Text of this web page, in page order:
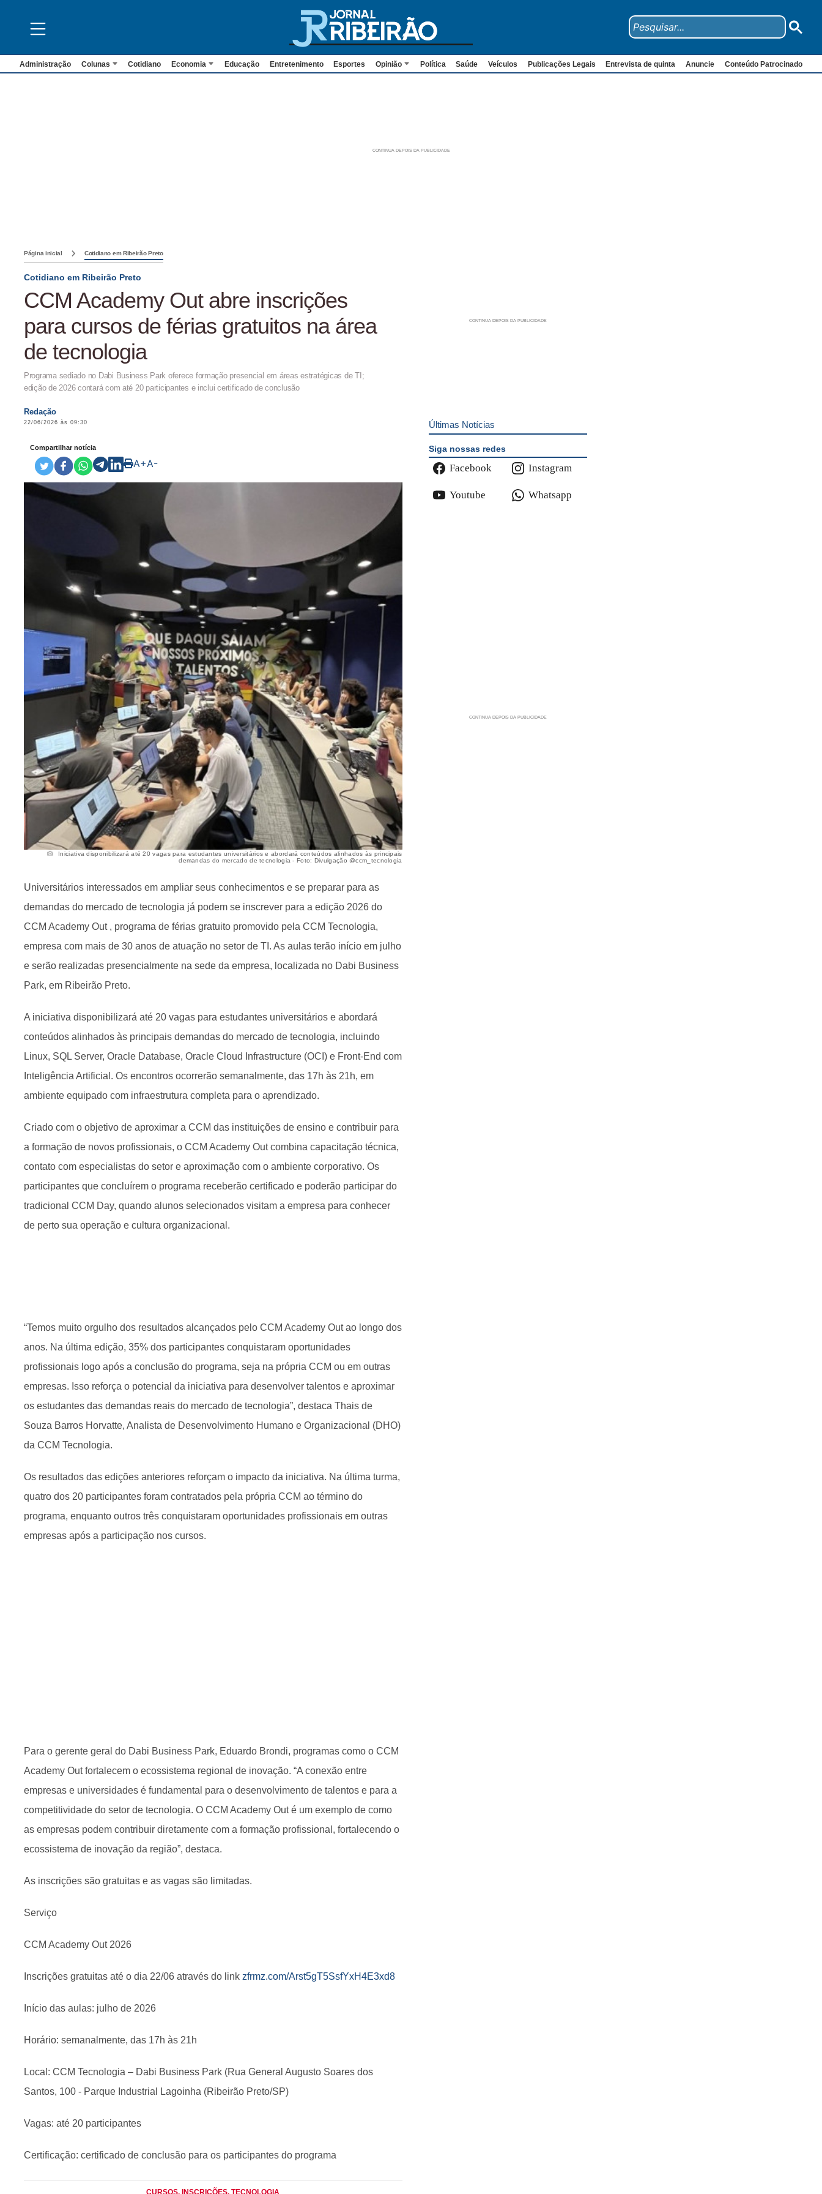
Administração Colunas Cotidiano Economia Educação Entretenimento Esportes Opinião Política Saúde Veículos Publicações Legais Entrevista de quinta Anuncie Conteúdo Patrocinado
Página inicial Cotidiano em Ribeirão Preto
Cotidiano em Ribeirão Preto
CCM Academy Out abre inscrições
para cursos de férias gratuitos na área
de tecnologia
Programa sediado no Dabi Business Park oferece formação presencial em áreas estratégicas de TI;
edição de 2026 contará com até 20 participantes e inclui certificado de conclusão
Redação
22/06/2026 às 09:30
Compartilhar notícia
A+A-
Iniciativa disponibilizará até 20 vagas para estudantes universitários e abordará conteúdos alinhados às principais
demandas do mercado de tecnologia - Foto: Divulgação @ccm_tecnologia
Universitários interessados em ampliar seus conhecimentos e se preparar para as
demandas do mercado de tecnologia já podem se inscrever para a edição 2026 do
CCM Academy Out , programa de férias gratuito promovido pela CCM Tecnologia,
empresa com mais de 30 anos de atuação no setor de TI. As aulas terão início em julho
e serão realizadas presencialmente na sede da empresa, localizada no Dabi Business
Park, em Ribeirão Preto.
A iniciativa disponibilizará até 20 vagas para estudantes universitários e abordará
conteúdos alinhados às principais demandas do mercado de tecnologia, incluindo
Linux, SQL Server, Oracle Database, Oracle Cloud Infrastructure (OCI) e Front-End com
Inteligência Artificial. Os encontros ocorrerão semanalmente, das 17h às 21h, em
ambiente equipado com infraestrutura completa para o aprendizado.
Criado com o objetivo de aproximar a CCM das instituições de ensino e contribuir para
a formação de novos profissionais, o CCM Academy Out combina capacitação técnica,
contato com especialistas do setor e aproximação com o ambiente corporativo. Os
participantes que concluírem o programa receberão certificado e poderão participar do
tradicional CCM Day, quando alunos selecionados visitam a empresa para conhecer
de perto sua operação e cultura organizacional.
“Temos muito orgulho dos resultados alcançados pelo CCM Academy Out ao longo dos
anos. Na última edição, 35% dos participantes conquistaram oportunidades
profissionais logo após a conclusão do programa, seja na própria CCM ou em outras
empresas. Isso reforça o potencial da iniciativa para desenvolver talentos e aproximar
os estudantes das demandas reais do mercado de tecnologia”, destaca Thais de
Souza Barros Horvatte, Analista de Desenvolvimento Humano e Organizacional (DHO)
da CCM Tecnologia.
Os resultados das edições anteriores reforçam o impacto da iniciativa. Na última turma,
quatro dos 20 participantes foram contratados pela própria CCM ao término do
programa, enquanto outros três conquistaram oportunidades profissionais em outras
empresas após a participação nos cursos.
Para o gerente geral do Dabi Business Park, Eduardo Brondi, programas como o CCM
Academy Out fortalecem o ecossistema regional de inovação. “A conexão entre
empresas e universidades é fundamental para o desenvolvimento de talentos e para a
competitividade do setor de tecnologia. O CCM Academy Out é um exemplo de como
as empresas podem contribuir diretamente com a formação profissional, fortalecendo o
ecossistema de inovação da região”, destaca.
As inscrições são gratuitas e as vagas são limitadas.
Serviço
CCM Academy Out 2026
Inscrições gratuitas até o dia 22/06 através do link zfrmz.com/Arst5gT5SsfYxH4E3xd8
Início das aulas: julho de 2026
Horário: semanalmente, das 17h às 21h
Local: CCM Tecnologia – Dabi Business Park (Rua General Augusto Soares dos
Santos, 100 - Parque Industrial Lagoinha (Ribeirão Preto/SP)
Vagas: até 20 participantes
Certificação: certificado de conclusão para os participantes do programa
CURSOS, INSCRIÇÕES, TECNOLOGIA
Últimas Notícias
Siga nossas redes
Facebook Instagram
Youtube Whatsapp